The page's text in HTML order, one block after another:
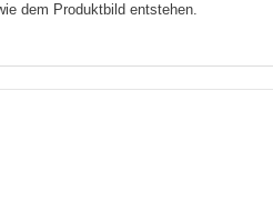
dem Produktbild entstehen.